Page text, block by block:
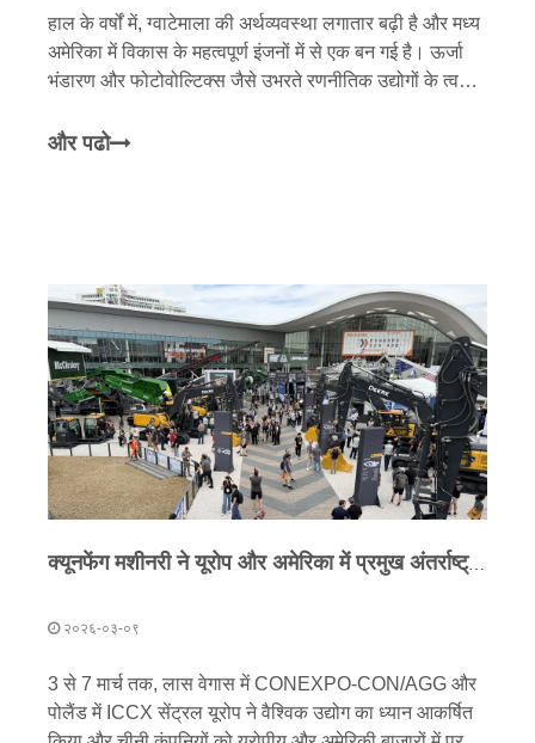
हाल के वर्षों में, ग्वाटेमाला की अर्थव्यवस्था लगातार बढ़ी है और मध्य
अमेरिका में विकास के महत्वपूर्ण इंजनों में से एक बन गई है। ऊर्जा
भंडारण और फोटोवोल्टिक्स जैसे उभरते रणनीतिक उद्योगों के त्वरित
और पढो
क्यूनफेंग मशीनरी ने यूरोप और अमेरिका में प्रमुख अंतर्राष्ट्रीय प्रदर्शनियों में लगातार उपस्थिति दर्ज कराई है, और एक बहु-आयामी रणनीति के माध्यम से अपने वैश्विक बाजार का विस्तार कर रही है।
२०२६-०३-०९
3 से 7 मार्च तक, लास वेगास में CONEXPO-CON/AGG और
पोलैंड में ICCX सेंट्रल यूरोप ने वैश्विक उद्योग का ध्यान आकर्षित